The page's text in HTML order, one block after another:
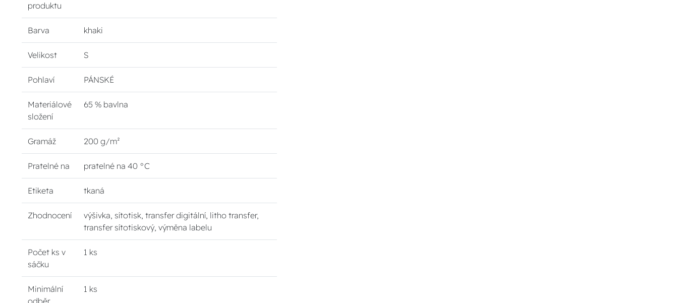
produktu
Barva khaki
Velikost S
Pohlaví PÁNSKÉ
Materiálové
složení
65 % bavlna
Gramáž 200 g/m²
Pratelné na pratelné na 40 °C
Etiketa tkaná
Zhodnocení
výšivka, sítotisk, transfer digitální, litho transfer,
transfer sítotiskový, výměna labelu
Počet ks v
sáčku
1 ks
Minimální
1 ks